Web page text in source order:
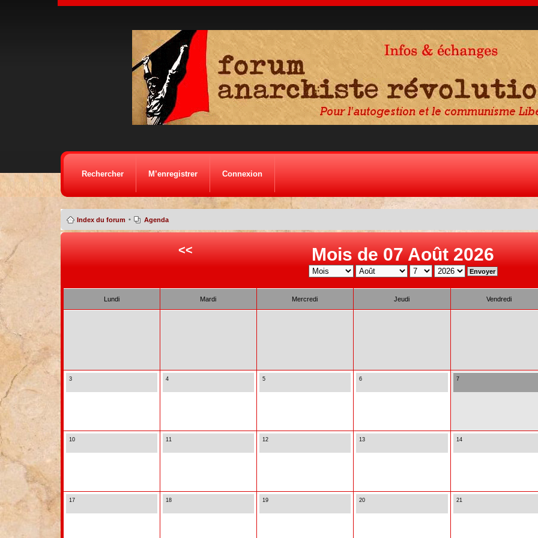
Rechercher M’enregistrer Connexion
Index du forum • Agenda
<< Mois de 07 Août 2026
Lundi Mardi Mercredi Jeudi Vendredi
3 4 5 6 7
10 11 12 13 14
17 18 19 20 21